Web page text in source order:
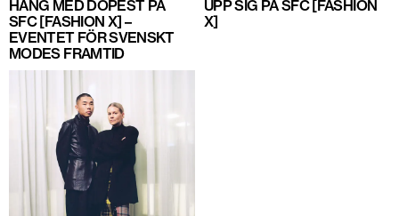
HÄNG MED DOPEST PÅ
SFC [FASHION X] –
EVENTET FÖR SVENSKT
MODES FRAMTID
UPP SIG PÅ SFC [FASHION
X]